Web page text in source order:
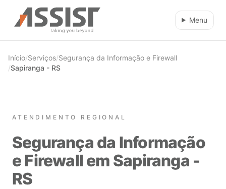
Ir direto para o conteúdo
Menu
Início/Serviços/Segurança da Informação e Firewall
/Sapiranga - RS
ATENDIMENTO REGIONAL
Segurança da Informação
e Firewall em Sapiranga -
RS